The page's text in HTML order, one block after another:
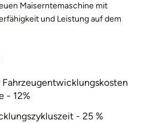
Maiserntemaschine mit
und Leistung auf dem
Fahrzeugentwicklungskosten
- 12%
- 25 %